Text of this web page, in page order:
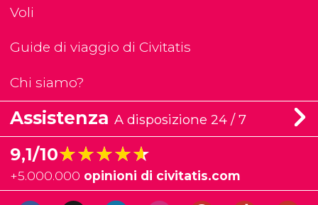
Voli
Guide di viaggio di Civitatis
Chi siamo?
Assistenza A disposizione 24 / 7
9,1/10★★★★★
★★★★★
+5.000.000 opinioni di civitatis.com